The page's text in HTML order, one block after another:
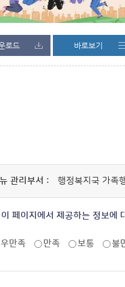
로드 바로보기
관리부서 : 행정복지국 가족
이 페이지에서 제공하는 정보에
만족 만족 보통 불